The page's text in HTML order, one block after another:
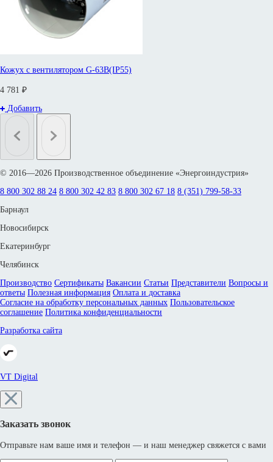
Кожух с вентилятором G-63B(IP55)
4 781 ₽
Добавить
© 2016—2026 Производственное объединение «Энергоиндустрия»
8 800 302 88 24 8 800 302 42 83 8 800 302 67 18 8 (351) 799-58-33
Барнаул
Новосибирск
Екатеринбург
Челябинск
Производство Сертификаты Вакансии Статьи Представители Вопросы и
ответы Полезная информация Оплата и доставка
Согласие на обработку персональных данных Пользовательское
соглашение Политика конфиденциальности
Разработка сайта
VT Digital
Заказать звонок
Отправьте нам ваше имя и телефон — и наш менеджер свяжется с вами